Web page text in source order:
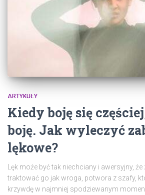
ARTYKUŁY
Kiedy boję się
boję. Jak wyleczyć
lękowe?
Lęk może być tak niechciany i awersyjny,
traktować go jak wroga, potwora z szafy,
krzywdę w najmniej spodziewanym